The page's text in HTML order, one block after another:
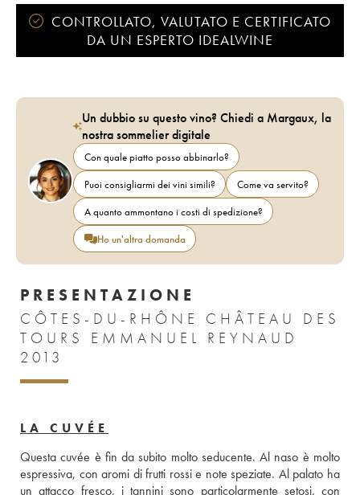
CONTROLLATO, VALUTATO E CERTIFICATO
DA UN ESPERTO IDEALWINE
Un dubbio su questo vino? Chiedi a Margaux, la
nostra sommelier digitale
Con quale piatto posso abbinarlo?
Puoi consigliarmi dei vini simili?
Come va servito?
A quanto ammontano i costi di spedizione?
Ho un'altra domanda
PRESENTAZIONE
CÔTES-DU-RHÔNE CHÂTEAU DES
TOURS EMMANUEL REYNAUD
2013
LA CUVÉE
Questa cuvée è fin da subito molto seducente. Al naso è molto
espressiva, con aromi di frutti rossi e note speziate. Al palato ha
un attacco fresco, i tannini sono particolarmente setosi, con